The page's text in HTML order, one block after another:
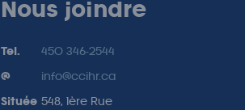
Nous joindre
Tel. 450 346-2544
@ info@ccihr.ca
Située 548, 1ère Rue